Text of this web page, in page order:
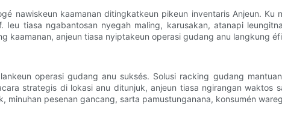
nawiskeun kaamanan ditingkatkeun pikeun inventaris Anjeun.
tiasa ngabantosan nyegah maling, karusakan, atanapi
kaamanan, anjeun tiasa nyiptakeun operasi gudang anu langkung
operasi gudang anu suksés. Solusi racking gudang
strategis di lokasi anu ditunjuk, anjeun tiasa ngirangan
minuhan pesenan gancang, sarta pamustunganana, konsumén